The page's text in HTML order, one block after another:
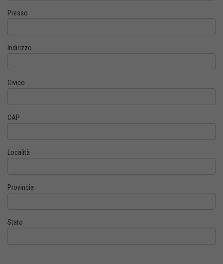
Presso
Indirizzo
Civico
CAP
Località
Provincia
Stato